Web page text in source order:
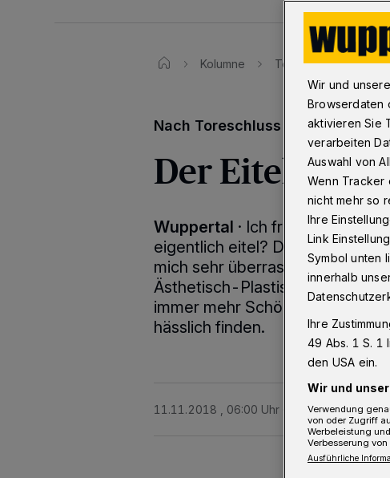
Kolumne Toreschluss Der
Nach Toreschluss - die
Der Eitelkeits-
Wuppertal · Ich frage Sie jetzt
eigentlich eitel? Da muss ich
mich sehr überraschende
Ästhetisch-Plastische Chirurgie
immer mehr
hässlich finden.
11.11.2018 , 06:00 Uhr 3 Minuten Lesezeit
Wir und unsere
Browserdaten
aktivieren Sie
verarbeiten
Auswahl von
Wenn Tracker
nicht mehr so
Ihre
Link
Symbol unten
innerhalb
Ihre
49 Abs. 1 S. 1
den USA ein.
Wir und
Verwendung
von oder Zugriff
Werbeleistung
Verbesserung
Ausführliche